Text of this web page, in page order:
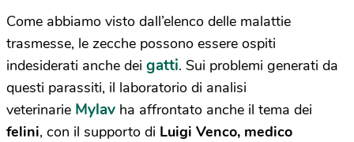
Come abbiamo visto dall’elenco delle malattie
trasmesse, le zecche possono essere ospiti
indesiderati anche dei gatti. Sui problemi generati da
questi parassiti, il laboratorio di analisi
veterinarie Mylav ha affrontato anche il tema dei
felini, con il supporto di Luigi Venco, medico